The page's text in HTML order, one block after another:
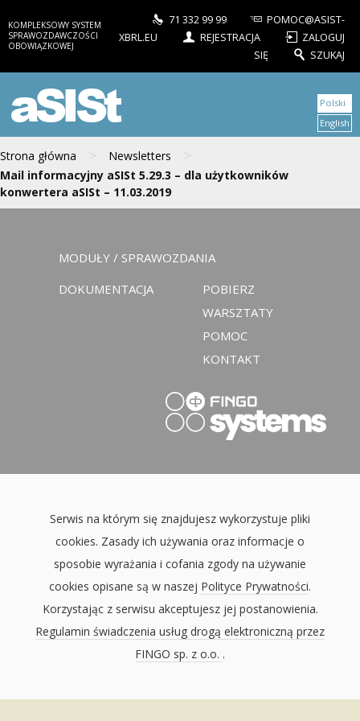
KOMPLEKSOWY SYSTEM
SPRAWOZDAWCZOŚCI
OBOWIĄZKOWEJ
71 332 99 99
POMOC@ASIST-
XBRL.EU
REJESTRACJA
ZALOGUJ
SIĘ
SZUKAJ
aSISt
Strona główna > Newsletters >
Mail informacyjny aSISt 5.29.3 – dla użytkowników
konwertera aSISt – 11.03.2019
Polski
English
MODUŁY / SPRAWOZDANIA
DOKUMENTACJA
POBIERZ
WARSZTATY
POMOC
KONTAKT
Serwis na którym się znajdujesz wykorzystuje pliki
cookies. Zasady ich używania oraz informacje o
sposobie wyrażania i cofania zgody na używanie
cookies opisane są w naszej Polityce Prywatności.
Korzystając z serwisu akceptujesz jej postanowienia.
Regulamin świadczenia usług drogą elektroniczną przez
FINGO sp. z o.o. .